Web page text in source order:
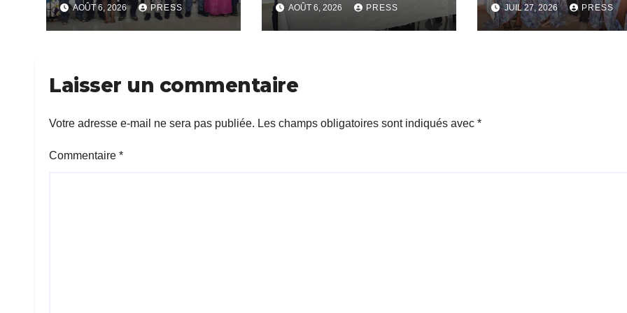
AOÛT 6, 2026 PRESS
Résilience
Communautaire
AOÛT 6, 2026 PRESS
Métier sera
lance.
JUIL 27, 2026 PRESS
Laisser un commentaire
Votre adresse e-mail ne sera pas publiée. Les champs obligatoires sont indiqués avec *
Commentaire *